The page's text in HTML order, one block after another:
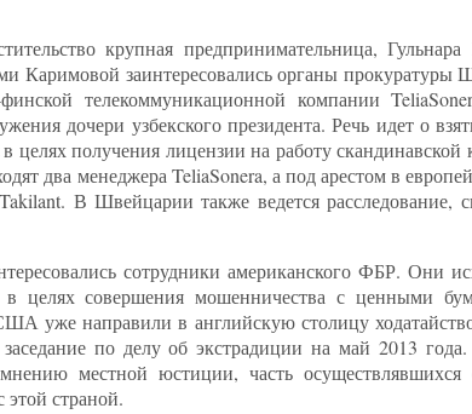
крупная предпринимательница,
Каримовой заинтересовались органы
финской телекоммуникационной компании
дочери узбекского президента. Речь идет о
целях получения лицензии на работу
два менеджера TeliaSonera, а под арестом в
В Швейцарии также ведется расследование,
сотрудники американского ФБР. Они
целях совершения мошенничества с ценными
уже направили в английскую столицу
по делу об экстрадиции на май 2013
местной юстиции, часть осуществлявшихся
страной.